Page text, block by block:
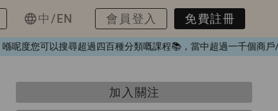
您可以搜尋超過四百種分類嘅課程📚，當中超過一千個商戶/
中/EN 會員登入 免費註冊
加入關注